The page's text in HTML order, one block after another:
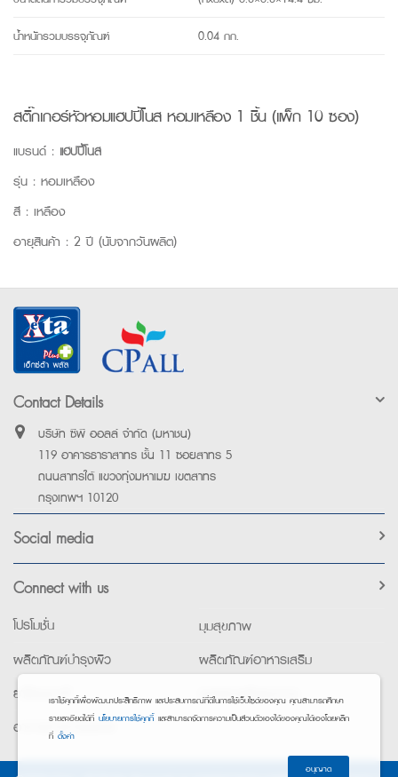
น้ำหนักรวมบรรจุภัณฑ์
0.04 กก.
สติ๊กเกอร์หัวหอมแฮปปี้โนส หอมเหลือง 1 ชิ้น (แพ็ก 10 ซอง)
แบรนด์ : แฮปปี้โนส
รุ่น : หอมเหลือง
สี : เหลือง
อายุสินค้า : 2 ปี (นับจากวันผลิต)
Contact Details
บริษัท ซีพี ออลล์ จำกัด (มหาชน)
119 อาคารธาราสาทร ชั้น 11 ซอยสาทร 5
ถนนสาทรใต้ แขวงทุ่งมหาเมฆ เขตสาทร
กรุงเทพฯ 10120
Social media
Connect with us
โปรโมชั่น
มุมสุขภาพ
ผลิตภัณฑ์บำรุงผิว
ผลิตภัณฑ์อาหารเสริม
ยาใช้เฉพาะที่
อุปกรณ์เพื่อสุขภาพ
อาหารทางการแพทย์
เราใช้คุกกี้เพื่อพัฒนาประสิทธิภาพ และประสบการณ์ที่ดีในการใช้เว็บไซต์ของคุณ คุณสามารถศึกษา
รายละเอียดได้ที่ นโยบายการใช้คุกกี้ และสามารถจัดการความเป็นส่วนตัวเองได้ของคุณได้เองโดยคลิก
ที่ ตั้งค่า
อนุญาต